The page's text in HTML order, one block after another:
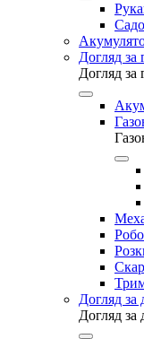
Догляд за
Догляд за
Догляд за
Догляд за